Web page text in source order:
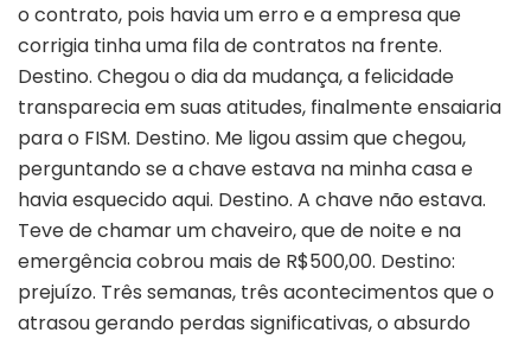
o contrato, pois havia um erro e a empresa que
corrigia tinha uma fila de contratos na frente.
Destino. Chegou o dia da mudança, a felicidade
transparecia em suas atitudes, finalmente ensaiaria
para o FISM. Destino. Me ligou assim que chegou,
perguntando se a chave estava na minha casa e
havia esquecido aqui. Destino. A chave não estava.
Teve de chamar um chaveiro, que de noite e na
emergência cobrou mais de R$500,00. Destino:
prejuízo. Três semanas, três acontecimentos que o
atrasou gerando perdas significativas, o absurdo